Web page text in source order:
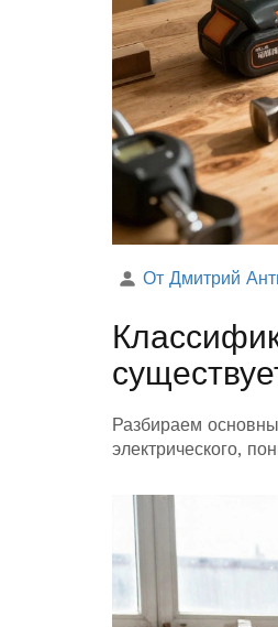
От Дмитрий
Разбираем
электрического,